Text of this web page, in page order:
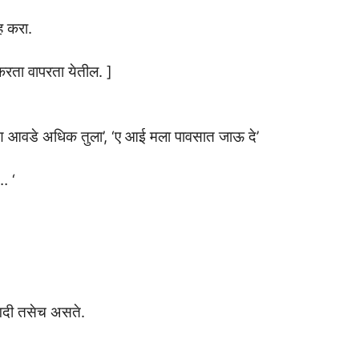
करा.
वापरता येतील. ]
अधिक तुला’, ‘ए आई मला पावसात जाऊ दे’
‘
तसेच असते.